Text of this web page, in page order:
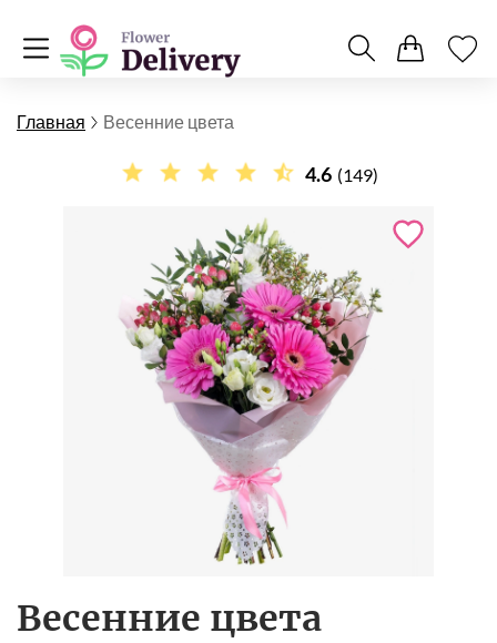
Главная Весенние цвета
4.6 (149)
Весенние цвета